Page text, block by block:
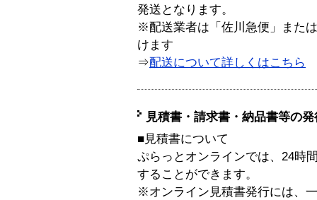
発送となります。
※配送業者は「佐川急便」また
けます
⇒配送について詳しくはこちら
見積書・請求書・納品書等の
■見積書について
ぷらっとオンラインでは、24時
することができます。
※オンライン見積書発行には、